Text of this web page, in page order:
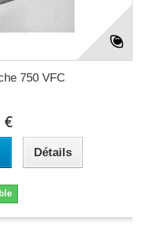
750 VFC
€
Détails